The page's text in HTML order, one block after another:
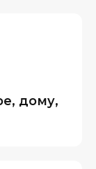
дому,